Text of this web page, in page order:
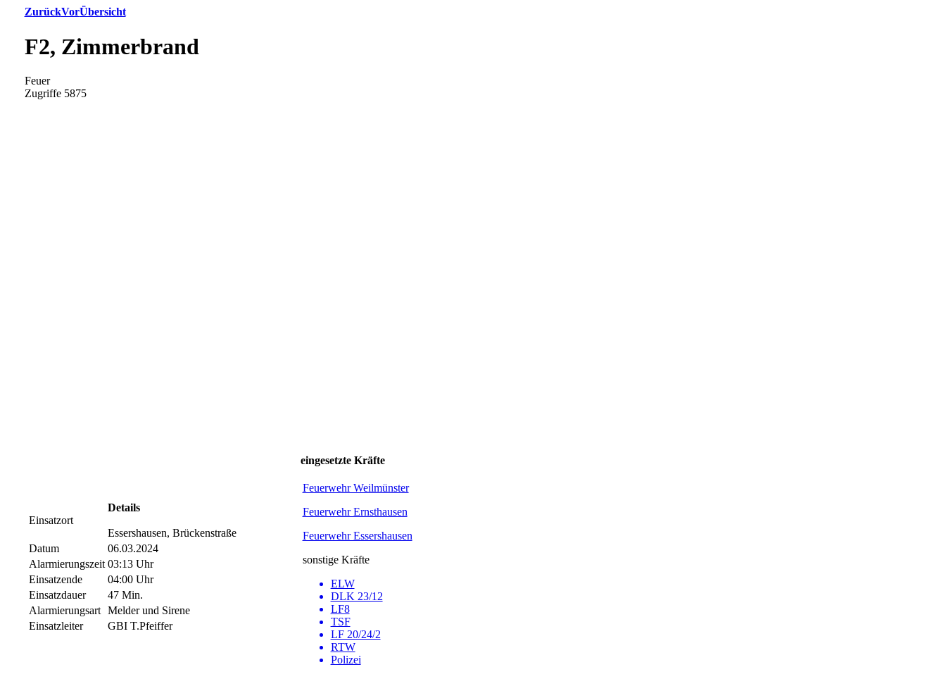
ZurückVorÜbersicht
F2, Zimmerbrand
Feuer
Zugriffe 5875
Einsatzort
Details
Essershausen, Brückenstraße
Datum
06.03.2024
Alarmierungszeit 03:13 Uhr
Einsatzende
04:00 Uhr
Einsatzdauer
47 Min.
Alarmierungsart
Melder und Sirene
Einsatzleiter
GBI T.Pfeiffer
eingesetzte Kräfte
Feuerwehr Weilmünster
Feuerwehr Ernsthausen
Feuerwehr Essershausen
sonstige Kräfte
ELW
DLK 23/12
LF8
TSF
LF 20/24/2
RTW
Polizei